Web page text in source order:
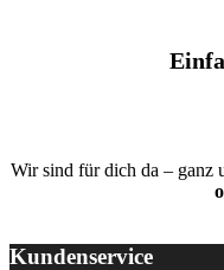
Wir sind für dich da – ganz
Kundenservice